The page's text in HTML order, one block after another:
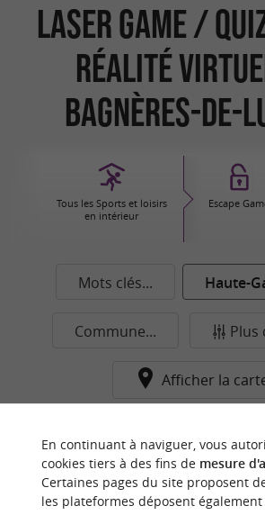
Laser Game /
Réalité
Bagnères-de-
Tous les Sports et loisirs
en intérieur
Escape
Mots clés... Haute-
Commune... Plus
Afficher la
commune pour le moment...
En continuant à naviguer, vous
cookies tiers à des fins de mesure
Certaines pages du site proposent
les plateformes déposent également